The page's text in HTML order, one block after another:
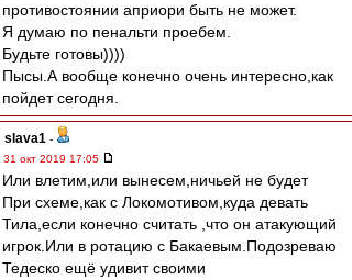
противостоянии априори быть не может.
Я думаю по пенальти проебем.
Будьте готовы))))
Пысы.А вообще конечно очень интересно,как
пойдет сегодня.
slava1 -
31 окт 2019 17:05
Или влетим,или вынесем,ничьей не будет
При схеме,как с Локомотивом,куда девать
Тила,если конечно считать ,что он атакующий
игрок.Или в ротацию с Бакаевым.Подозреваю
Тедеско ещё удивит своими